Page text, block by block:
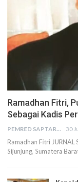
Ramadhan Fitri,
Sebagai Kadis
PEMRED SAPTARIUS 30
Ramadhan Fitri
Sijunjung, Sumatera